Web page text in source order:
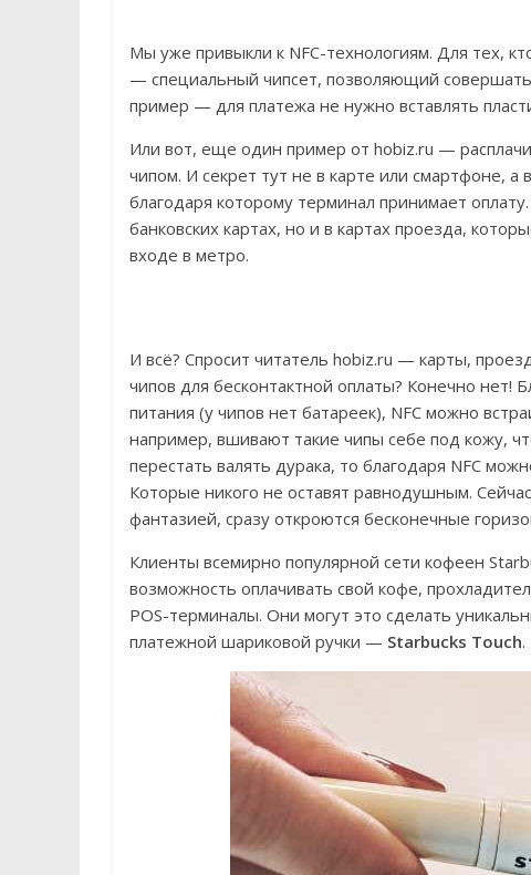
Мы уже привыкли к NFC-технологиям. Для тех,
— специальный чипсет, позволяющий
пример — для платежа не нужно вставлять
Или вот, еще один пример от hobiz.ru —
чипом. И секрет тут не в карте или смартфоне,
благодаря которому терминал принимает
банковских картах, но и в картах проезда,
входе в метро.
И всё? Спросит читатель hobiz.ru — карты,
чипов для бесконтактной оплаты? Конечно нет!
питания (у чипов нет батареек), NFC можно
например, вшивают такие чипы себе под кожу,
перестать валять дурака, то благодаря NFC
Которые никого не оставят равнодушным.
фантазией, сразу откроются бесконечные
Клиенты всемирно популярной сети кофеен
возможность оплачивать свой кофе,
POS-терминалы. Они могут это сделать
платежной шариковой ручки — Starbucks Touch.